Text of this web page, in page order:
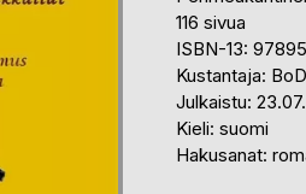
116 sivua
ISBN-13:
Kustantaja:
Julkaistu:
Kieli: suomi
Hakusanat: